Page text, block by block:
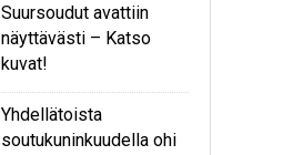
Suursoudut avattiin
näyttävästi – Katso
kuvat!
Yhdellätoista
soutukuninkuudella ohi